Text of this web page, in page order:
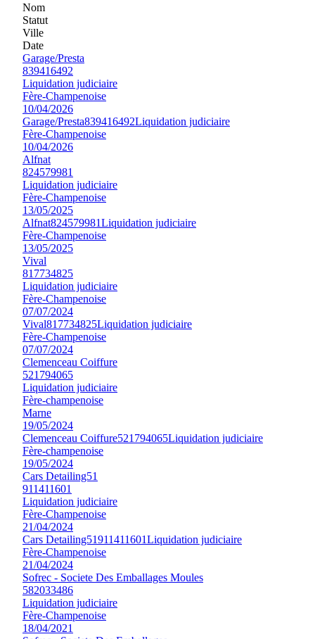
Nom
Statut
Ville
Date
Garage/Presta
839416492
Liquidation judiciaire
Fère-Champenoise
10/04/2026
Garage/Presta839416492Liquidation judiciaire
Fère-Champenoise
10/04/2026
Alfnat
824579981
Liquidation judiciaire
Fère-Champenoise
13/05/2025
Alfnat824579981Liquidation judiciaire
Fère-Champenoise
13/05/2025
Vival
817734825
Liquidation judiciaire
Fère-Champenoise
07/07/2024
Vival817734825Liquidation judiciaire
Fère-Champenoise
07/07/2024
Clemenceau Coiffure
521794065
Liquidation judiciaire
Fère-champenoise
Marne
19/05/2024
Clemenceau Coiffure521794065Liquidation judiciaire
Fère-champenoise
19/05/2024
Cars Detailing51
911411601
Liquidation judiciaire
Fère-Champenoise
21/04/2024
Cars Detailing51911411601Liquidation judiciaire
Fère-Champenoise
21/04/2024
Sofrec - Societe Des Emballages Moules
582033486
Liquidation judiciaire
Fère-Champenoise
18/04/2021